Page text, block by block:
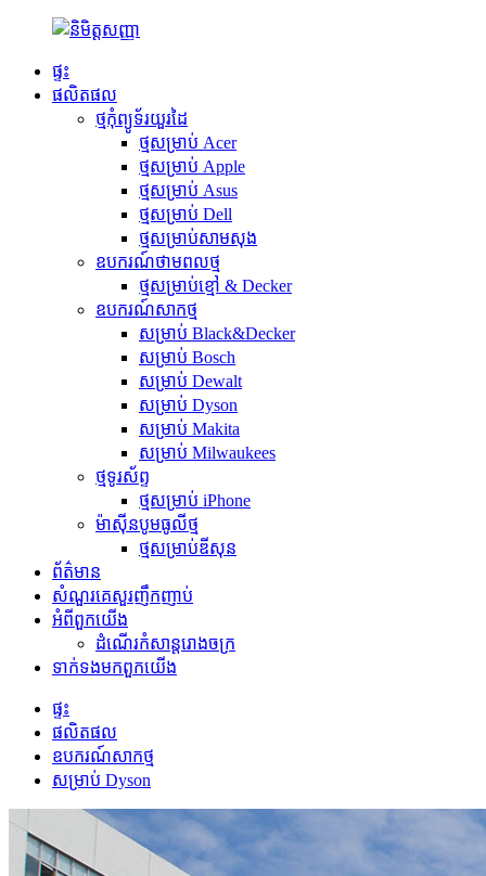
ផ្ទះ
ផលិតផល
ថ្មកុំព្យូទ័រយួរដៃ
ថ្មសម្រាប់ Acer
ថ្មសម្រាប់ Apple
ថ្មសម្រាប់ Asus
ថ្មសម្រាប់ Dell
ថ្មសម្រាប់សាមសុង
ឧបករណ៍ថាមពលថ្ម
ថ្មសម្រាប់ខ្មៅ & Decker
ឧបករណ៍សាកថ្ម
សម្រាប់ Black&Decker
សម្រាប់ Bosch
សម្រាប់ Dewalt
សម្រាប់ Dyson
សម្រាប់ Makita
សម្រាប់ Milwaukees
ថ្មទូរស័ព្ទ
ថ្មសម្រាប់ iPhone
ម៉ាស៊ីនបូមធូលីថ្ម
ថ្មសម្រាប់ឌីសុន
ព័ត៌មាន
សំណួរគេសួរញឹកញាប់
អំពី​ពួក​យើង
ដំណើរកំសាន្តរោងចក្រ
ទាក់ទង​មក​ពួក​យើង
ផ្ទះ
ផលិតផល
ឧបករណ៍សាកថ្ម
សម្រាប់ Dyson